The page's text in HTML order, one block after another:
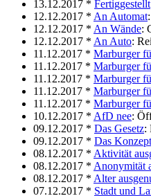
13.12.2017 * Fertiggestellt
12.12.2017 * An Automat
12.12.2017 * An Wände:
12.12.2017 * An Auto:
11.12.2017 * Marburger
11.12.2017 * Marburger
11.12.2017 * Marburger
11.12.2017 * Marburger
11.12.2017 * Marburger
10.12.2017 * AfD nee:
09.12.2017 * Das Gesetz:
09.12.2017 * Das Konzept
08.12.2017 * Aktivität
08.12.2017 * Anonymität
08.12.2017 * Alter
07.12.2017 * Stadt und